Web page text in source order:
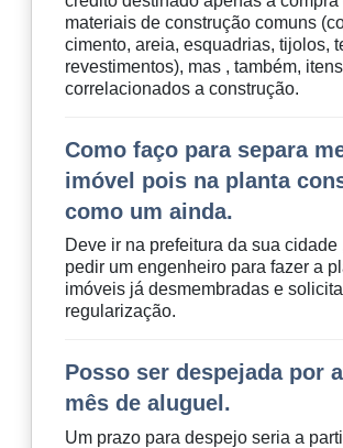
materiais de construção comuns
cimento, areia, esquadrias, tijolos,
revestimentos), mas , também, itens
correlacionados a construção.
Como faço para separa
imóvel pois na planta
como um ainda.
Deve ir na prefeitura da sua cidade
pedir um engenheiro para fazer a
imóveis já desmembradas e
regularização.
Posso ser despejada por
mês de aluguel.
Um prazo para despejo seria a